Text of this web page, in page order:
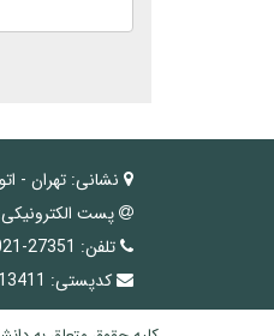
نشانی: تهران -
پست
تلفن: 27351-021
کدپستی: